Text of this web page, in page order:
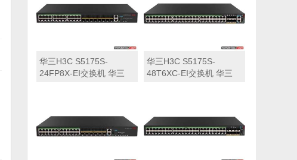
华三H3C S5175S-
24FP8X-EI交换机 华三
华三H3C S5175S-
48T6XC-EI交换机 华三